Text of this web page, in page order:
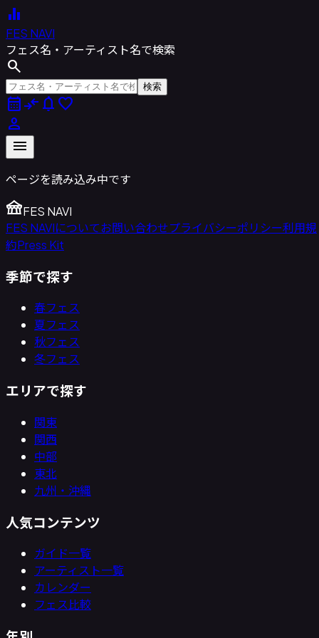
equalizer
FES NAVI
フェス名・アーティスト名で検索
search
検索
calendar_monthcompare_arrows notifications favorite
person
menu
ページを読み込み中です
festivalFES NAVI
FES NAVIについてお問い合わせプライバシーポリシー利用規
約Press Kit
季節で探す
春フェス
夏フェス
秋フェス
冬フェス
エリアで探す
関東
関西
中部
東北
九州・沖縄
人気コンテンツ
ガイド一覧
アーティスト一覧
カレンダー
フェス比較